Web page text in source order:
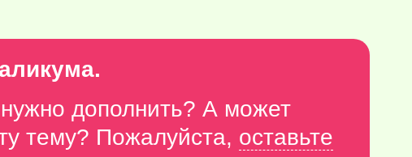
дополнить? А может
тему? Пожалуйста, оставьте